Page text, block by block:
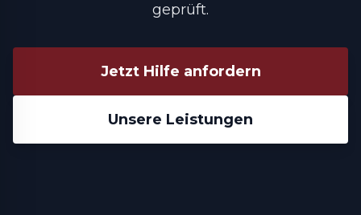
geprüft.
Jetzt Hilfe anfordern
Unsere Leistungen